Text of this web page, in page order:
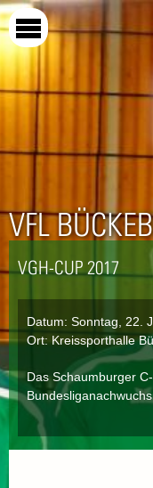
VFL
VGH-CUP 2017
Datum: Sonntag, 22.
Ort: Kreissporthalle
Das Schaumburger